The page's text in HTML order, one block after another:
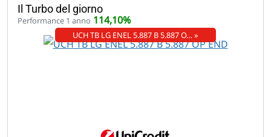
Il Turbo del giorno
Performance 1 anno 114,10%
UCH TB LG ENEL 5.887 B 5.887 O… »